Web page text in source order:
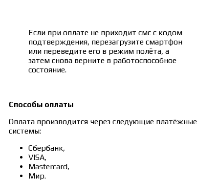
Если при оплате не приходит смс с кодом
подтверждения, перезагрузите смартфон
или переведите его в режим полёта, а
затем снова верните в работоспособное
состояние.
Способы оплаты
Оплата производится через следующие платёжные
системы:
Сбербанк,
VISA,
Mastercard,
Мир.